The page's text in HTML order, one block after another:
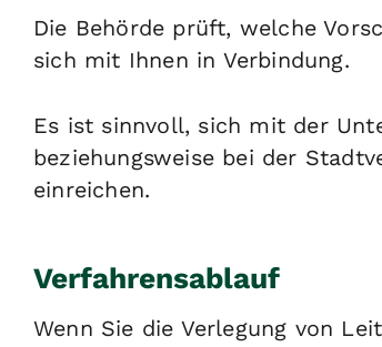
Die Behörde prüft, welche
sich mit Ihnen in Verbindung.
Es ist sinnvoll, sich mit der
beziehungsweise bei der
einreichen.
Verfahrensablauf
Wenn Sie die Verlegung von